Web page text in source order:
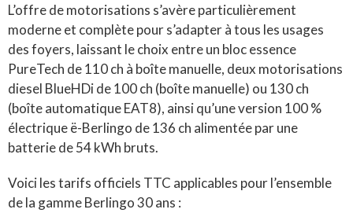
L’offre de motorisations s’avère particulièrement
moderne et complète pour s’adapter à tous les usages
des foyers, laissant le choix entre un bloc essence
PureTech de 110 ch à boîte manuelle, deux motorisations
diesel BlueHDi de 100 ch (boîte manuelle) ou 130 ch
(boîte automatique EAT8), ainsi qu’une version 100 %
électrique ë-Berlingo de 136 ch alimentée par une
batterie de 54 kWh bruts.
Voici les tarifs officiels TTC applicables pour l’ensemble
de la gamme Berlingo 30 ans :